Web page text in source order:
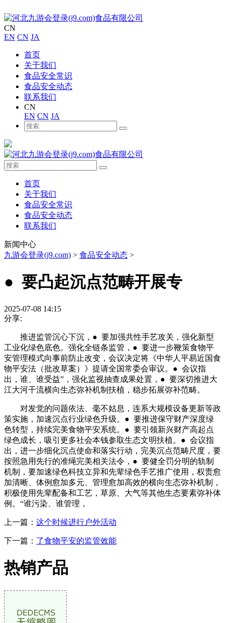
CN
EN CN JA
首页
关于我们
食品安全常识
食品安全动态
联系我们
CN
EN CN JA
首页
关于我们
食品安全常识
食品安全动态
联系我们
新闻中心
九游会登录(j9.com) > 食品安全动态 >
● 要凸起沉点范畴开展专
2025-07-08 14:15
分享:
推进监管沉心下沉，● 要加强共性手艺攻关，强化新型
工业化绿色底色。强化全链条监管，● 要进一步鞭策食物平
安管理模式向事前防止改变，会议决定将《中华人平易近国食
物平安法（批改草案）》提请全国常委会审议。● 会议指
出，谁、谁受益”，强化监视抽查成果处置，● 要深切推进大
江大河干流横向生态弥补机制扶植，稳步拓展弥补范畴。
对发觉的问题依法、毫不姑息，连系大规模设备更新等政
策实施，加速沉点行业绿色升级。● 要推进保守财产深度绿
色转型，持续完美食物平安系统。● 要引领新兴财产高起点
绿色成长，吸引更多社会本钱参取生态文明扶植。● 会议指
出，进一步细化沉点使命和落实行动，完美沉点范畴尺度，要
按照急用先行的准绳完美相关法令，● 要健全罚分明的轨制
机制，要加速绿色科技立异和先辈绿色手艺推广使用，权责愈
加清晰、体例愈加多元、管理愈加高效的横向生态弥补机制，
积极使用先辈配备和工艺，草原、大气等其他生态要素弥补体
例。“谁污染、谁管理，
上一篇： 这个时候进行户外活动
下一篇： 了食物平安的监管效能
热销产品